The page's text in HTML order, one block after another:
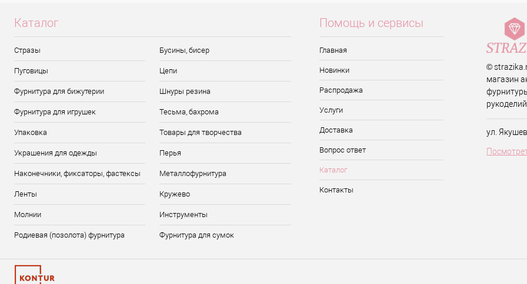
Каталог
Стразы Бусины, бисер
Пуговицы Цепи
Фурнитура для бижутерии Шнуры резина
Фурнитура для игрушек Тесьма, бахрома
Упаковка Товары для творчества
Украшения для одежды Перья
Наконечники, фиксаторы, фастексы Металлофурнитура
Ленты Кружево
Молнии Инструменты
Родиевая (позолота) фурнитура Фурнитура для сумок
Помощь и сервисы
Главная
Новинки
Распродажа
Услуги
Доставка
Вопрос ответ
Каталог
Контакты
©
магазин
ул.